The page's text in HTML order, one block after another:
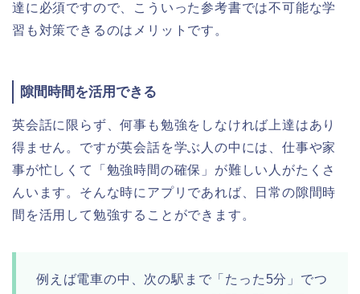
達に必須ですので、こういった参考書では不可能な学
習も対策できるのはメリットです。
隙間時間を活用できる
英会話に限らず、何事も勉強をしなければ上達はあり
得ません。ですが英会話を学ぶ人の中には、仕事や家
事が忙しくて「勉強時間の確保」が難しい人がたくさ
んいます。そんな時にアプリであれば、日常の隙間時
間を活用して勉強することができます。
例えば電車の中、次の駅まで「たった5分」でつ